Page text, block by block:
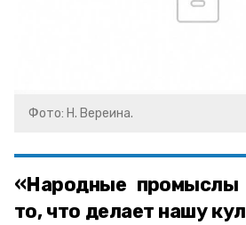
Фото: Н. Вереина.
«Народные промыслы
то, что делает нашу